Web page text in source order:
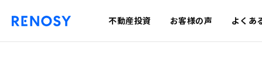
不動産投資 お客様の声 よくあ